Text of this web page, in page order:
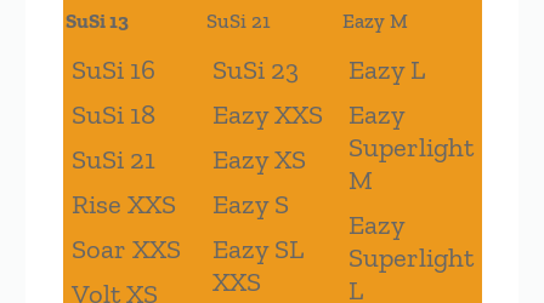
SuSi 13
SuSi 16
SuSi 18
SuSi 21
Rise XXS
Soar XXS
Volt XS
SuSi 21
SuSi 23
Eazy XXS
Eazy XS
Eazy S
Eazy SL
XXS
Eazy M
Eazy L
Eazy
Superlight
M
Eazy
Superlight
L